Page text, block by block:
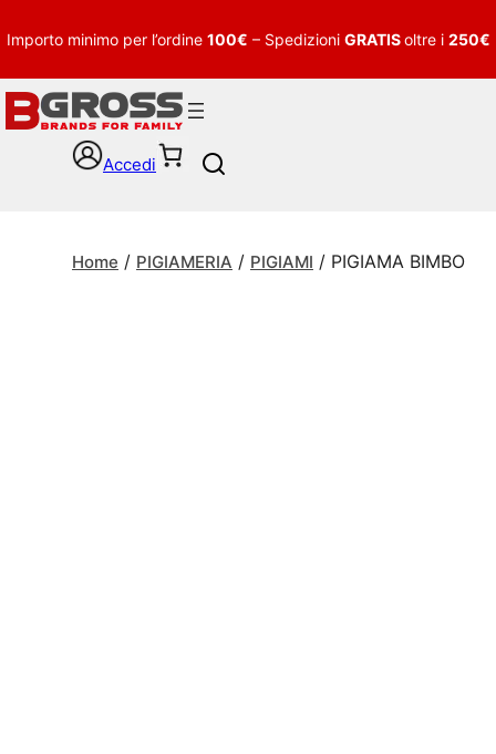
Importo minimo per l’ordine 100€ – Spedizioni GRATISoltre i 250€
Accedi
c
Home / PIGIAMERIA / PIGIAMI / PIGIAMA BIMBO